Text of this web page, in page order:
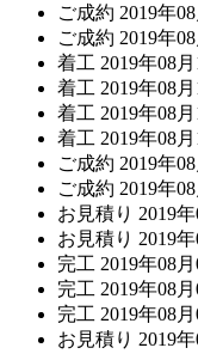
ご成約 2019年
ご成約 2019年
着工 2019年08月
着工 2019年08月
着工 2019年08月
着工 2019年08月
ご成約 2019年
ご成約 2019年
お見積り 2019
お見積り 2019
完工 2019年08月
完工 2019年08月
完工 2019年08月
お見積り 2019